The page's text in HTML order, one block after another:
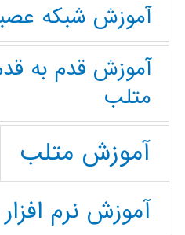
آموزش شبکه
آموزش قدم به قدم
متلب
آموزش متلب
آموزش نرم افزار MATLAB